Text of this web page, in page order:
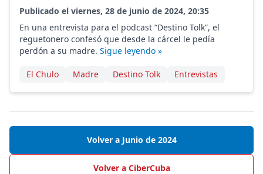
Publicado el viernes, 28 de junio de 2024, 20:35
En una entrevista para el podcast “Destino Tolk”, el
reguetonero confesó que desde la cárcel le pedía
perdón a su madre. Sigue leyendo »
El Chulo Madre Destino Tolk Entrevistas
Volver a Junio de 2024
Volver a CiberCuba